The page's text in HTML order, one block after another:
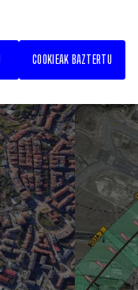
COOKIEAK BAZTERTU